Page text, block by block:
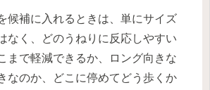
候補に入れるときは、単にサイズ
なく、どのうねりに反応しやすい
まで軽減できるか、ロング向きな
なのか、どこに停めてどう歩くか